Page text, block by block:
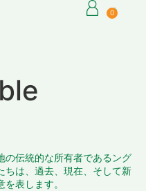
0
の伝統的な所有者であるング
ちは、過去、現在、そして新
表します。